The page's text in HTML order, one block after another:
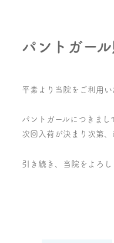
パントガー
平素より当院をご利用い
パントガールにつきまし
次回入荷が決まり次第
引き続き、当院をよろし